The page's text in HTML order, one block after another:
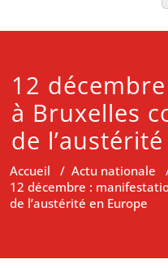
12
à Bruxelles
de
Accueil / Actu nationale
12 décembre :
de l’austérité en Europe